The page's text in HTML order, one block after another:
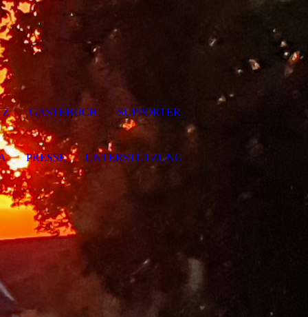
GÄSTEBUCH SUPPORTER
PRESSE UNTERSTÜTZUNG